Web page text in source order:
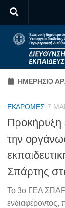
Skip to content
ΗΜΕΡΉΣΙΟ
ΕΚΔΡΟΜΈΣ 7
Προκήρυξη
την
Σπάρτης
Το 3ο ΓΕΛ
ενδιαφέροντος,